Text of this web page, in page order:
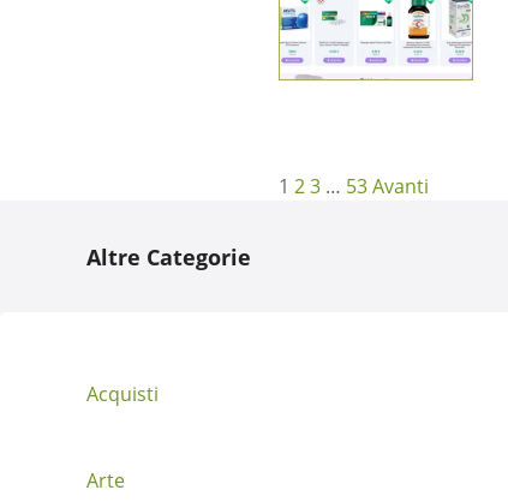
N
1 23 … 53Avanti
Altre Categorie
Acquisti
Arte